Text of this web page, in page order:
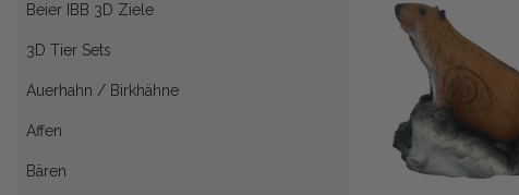
Beier IBB 3D Ziele
3D Tier Sets
Auerhahn / Birkhähne
Affen
Bären